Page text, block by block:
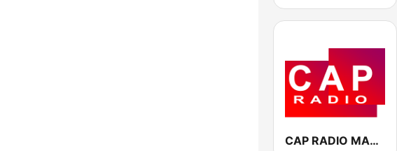
CAP RADIO MAROC